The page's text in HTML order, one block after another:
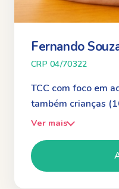
Fernando
CRP 04/70322
TCC com foco em
também crianças
Ver mais